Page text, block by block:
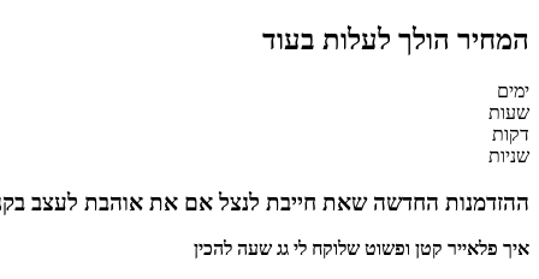
המחיר הולך לעלות בעוד
ימים
שעות
דקות
שניות
ההזדמנות החדשה שאת חייבת לנצל אם את אוהבת לעצב
איך פלאייר קטן ופשוט שלוקח לי גג שעה להכין